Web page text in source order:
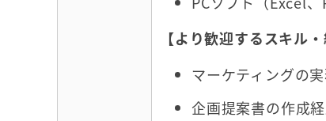
【より歓迎するスキル
マーケティングの
企画提案書の作成